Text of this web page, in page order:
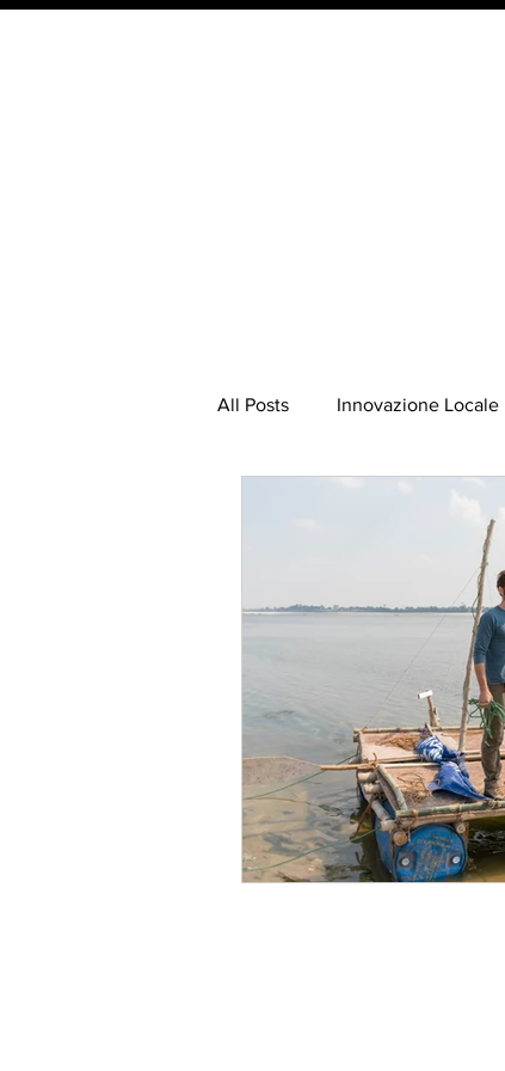
All Posts Innovazione Locale